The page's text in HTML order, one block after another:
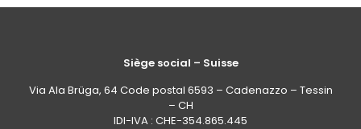
Siège social – Suisse
Via Ala Brüga, 64 Code postal 6593 – Cadenazzo – Tessin
– CH
IDI-IVA : CHE-354.865.445